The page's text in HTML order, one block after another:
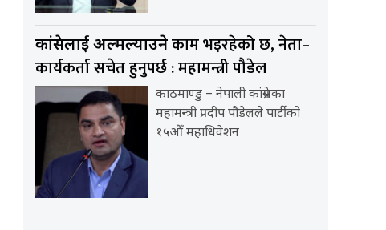
कांग्रेसलाई अल्मल्याउनेकाम भइरहेको छ, नेता–
कार्यकर्ता सचेत हुनुपर्छ : महामन्त्री पौडेल
काठमाण्डु – नेपाली कांग्रेसका
महामन्त्री प्रदीप पौडेलले पार्टीको
१५औँ महाधिवेशन